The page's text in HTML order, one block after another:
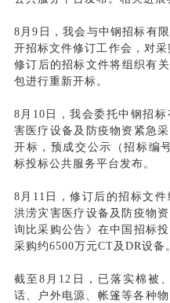
8月9日，我会与中钢招标有
开招标文件修订工作会，对
修订后的招标文件将组织有
包进行重新开标。
8月10日，我会委托中钢招
害医疗设备及防疫物资紧急
开标，预成交公示（招标编
标投标公共服务平台发布。
8月11日，修订后的招标文
洪涝灾害医疗设备及防疫物
询比采购公告》在中国招标
采购约6500万元CT及DR设备
截至8月12日，已落实棉被
话、户外电源、帐篷等各种